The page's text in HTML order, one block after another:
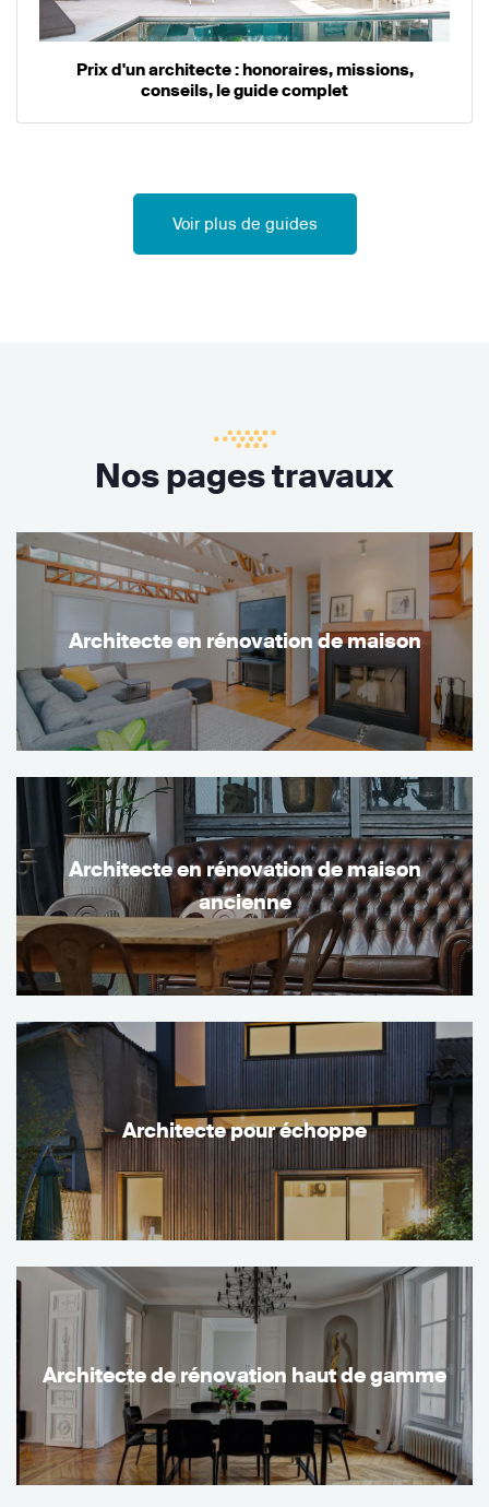
Prix d'un architecte : honoraires, missions,
conseils, le guide complet
Voir plus de guides
Nos pages travaux
Architecte en rénovation de maison
Architecte en rénovation de maison
ancienne
Architecte pour échoppe
Architecte de rénovation haut de gamme